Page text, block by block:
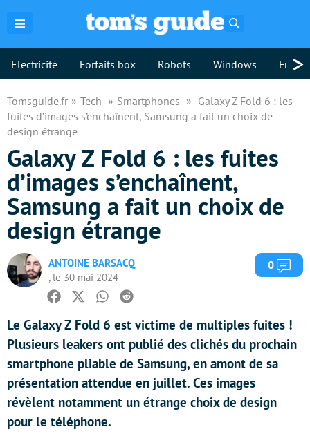
Electricité Forfaits box Robots Windows >
Tomsguide.fr Tech Smartphones
Galaxy Z Fold 6 : les
fuites d’images s’enchaînent, Samsung a fait un choix de
design étrange
Galaxy Z Fold 6 : les fuites
d’images s’enchaînent,
Samsung a fait un choix de
design étrange
ANTOINE BARSACQ
, le 30 mai 2024
0
Facebook
TwitterWhatsapp
Reddit
Le Galaxy Z Fold 6 est victime de multiples fuites !
Plusieurs leakers ont publié des clichés du prochain
smartphone pliable de Samsung, en amont de sa
présentation attendue en juillet. Ces images
révèlent notamment un étrange choix de design
pour le téléphone.